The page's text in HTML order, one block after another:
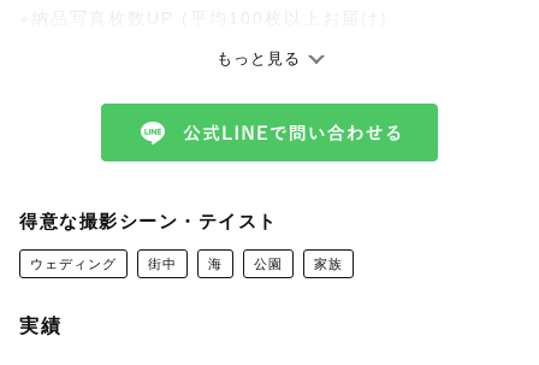
基本的には土日祝でお受けしておりますが、1ヶ月以上前
ご依頼前にLINEにて問い合わせください。
もっと見る
得意な撮影シーン・テイスト
ウェディング 街中 海 公園 家族
実績